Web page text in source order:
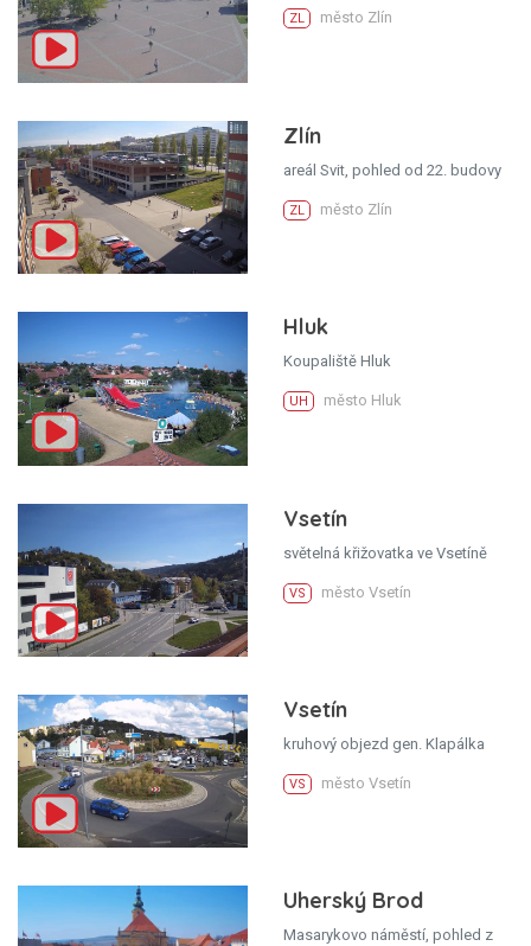
ZL město Zlín
Zlín
areál Svit, pohled od 22. budovy
ZL město Zlín
Hluk
Koupaliště Hluk
UH město Hluk
Vsetín
světelná křižovatka ve Vsetíně
VS město Vsetín
Vsetín
kruhový objezd gen. Klapálka
VS město Vsetín
Uherský Brod
Masarykovo náměstí, pohled z